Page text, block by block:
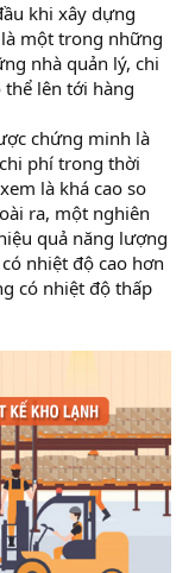
khi xây dựng
một trong những
nhà quản lý, chi
lên tới hàng
chứng minh là
phí trong thời
là khá cao so
ra, một nghiên
quả năng lượng
nhiệt độ cao hơn
có nhiệt độ thấp